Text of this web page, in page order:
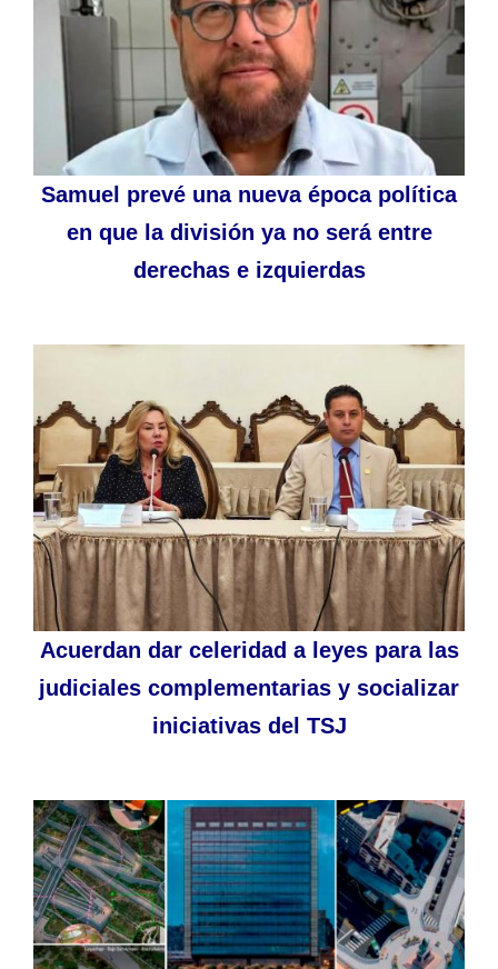
Samuel prevé una nueva época política
en que la división ya no será entre
derechas e izquierdas
Acuerdan dar celeridad a leyes para las
judiciales complementarias y socializar
iniciativas del TSJ